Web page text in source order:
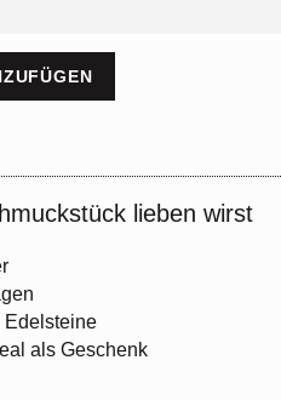
lieben wirst
Edelsteine
als Geschenk